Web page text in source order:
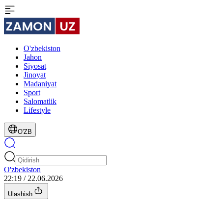
O'zbekiston
Jahon
Siyosat
Jinoyat
Madaniyat
Sport
Salomatlik
Lifestyle
O'ZB
O'zbekiston
22:19 / 22.06.2026
Ulashish